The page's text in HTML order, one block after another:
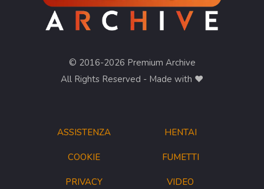
ASSISTENZA
COOKIE
PRIVACY
© 2016-2026 Premium Archive
All Rights Reserved - Made with ❤︎
HENTAI
FUMETTI
VIDEO